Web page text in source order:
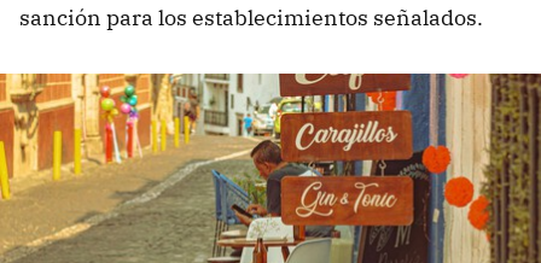
sanción para los establecimientos señalados.